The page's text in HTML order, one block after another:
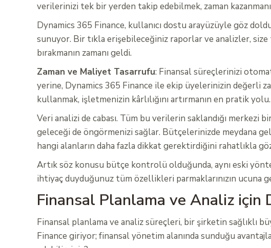
verilerinizi tek bir yerden takip edebilmek, zaman
Dynamics 365 Finance, kullanıcı dostu arayüzüyle göz
sunuyor. Bir tıkla erişebileceğiniz raporlar ve analizler,
bırakmanın zamanı geldi.
Zaman ve Maliyet Tasarrufu: Finansal süreçlerinizi
yerine, Dynamics 365 Finance ile ekip üyelerinizin değerli
kullanmak, işletmenizin kârlılığını artırmanın en pratik yolu.
Veri analizi de cabası. Tüm bu verilerin saklandığı merkezi
geleceği de öngörmenizi sağlar. Bütçelerinizde meydana
hangi alanların daha fazla dikkat gerektirdiğini rahatlıkla
Artık söz konusu bütçe kontrolü olduğunda, aynı eski
ihtiyaç duyduğunuz tüm özellikleri parmaklarınızın ucuna
Finansal Planlama ve Analiz için
Finansal planlama ve analiz süreçleri, bir şirketin sağlıklı
Finance giriyor; finansal yönetim alanında sunduğu